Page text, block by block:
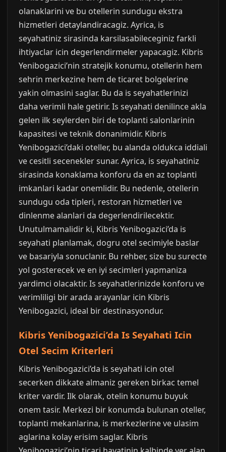
olanaklarini ve bu otellerin sundugu ekstra
hizmetleri detaylandiracagiz. Ayrica, is
seyahatiniz sirasinda karsilasabileceginiz farkli
ihtiyaclar icin degerlendirmeler yapacagiz. Kibris
Yenibogazici’nin stratejik konumu, otellerin hem
sehrin merkezine hem de ticaret bolgelerine
yakin olmasini saglar. Bu da is seyahatlerinizi
daha verimli hale getirir. Is seyahati denilince akla
gelen ilk seylerden biri de toplanti salonlarinin
kapasitesi ve teknik donanimidir. Kibris
Yenibogazici’daki oteller, bu alanda oldukca iddiali
ve cesitli secenekler sunar. Ayrica, is seyahatiniz
sirasinda konaklama konforu da en az toplanti
imkanlari kadar onemlidir. Bu nedenle, otellerin
sundugu oda tipleri, restoran hizmetleri ve
dinlenme alanlari da degerlendirilecektir.
Unutulmamalidir ki, Kibris Yenibogazici’da is
seyahati planlamak, dogru otel secimiyle baslar
ve basariyla sonuclanir. Bu rehber, size bu surecte
yol gosterecek ve en iyi secimleri yapmaniza
yardimci olacaktir. Is seyahatlerinizde konforu ve
verimliligi bir arada arayanlar icin Kibris
Yenibogazici, ideal bir destinasyondur.
Kibris Yenibogazici’da Is Seyahati Icin
Otel Secim Kriterleri
Kibris Yenibogazici’da is seyahati icin otel
secerken dikkate almaniz gereken birkac temel
kriter vardir. Ilk olarak, otelin konumu buyuk
onem tasir. Merkezi bir konumda bulunan oteller,
toplanti mekanlarina, is merkezlerine ve ulasim
aglarina kolay erisim saglar. Kibris